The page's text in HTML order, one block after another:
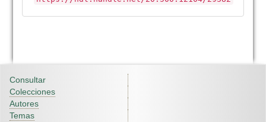
Consultar
Colecciones
Autores
Temas